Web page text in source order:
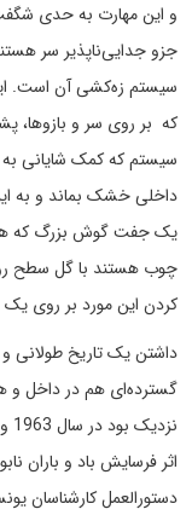
جزو جدایی‌ناپذیر سر
سیستم زه‌کشی آن است.
که بر روی سر و
سیستم که کمک شایانی
داخلی خشک بماند و به
چوب هستند با گل سطح
کردن این مورد بر روی
داشتن یک تاریخ طولانی
گسترده‌ای هم در داخل و
اثر فرسایش باد و باران
دستورالعمل کارشناسان